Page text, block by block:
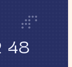
48